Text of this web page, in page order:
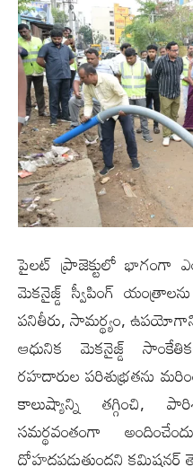
పైలట్ ప్రాజెక్టులో భాగంగా
మెకనైజ్డ్ స్వీపింగ్
పనితీరు, సామర్థ్యం,
ఆధునిక మెకనైజ్డ్
రహదారుల పరిశుభ్రతను
కాలుష్యాన్ని తగ్గించి,
సమర్థవంతంగా
దోహదపడుతుందని కమిషనర్